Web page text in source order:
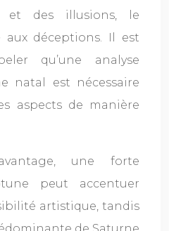
et des illusions, le
aux déceptions. Il est
qu’une analyse
natal est nécessaire
aspects de manière
une forte
peut accentuer
artistique, tandis